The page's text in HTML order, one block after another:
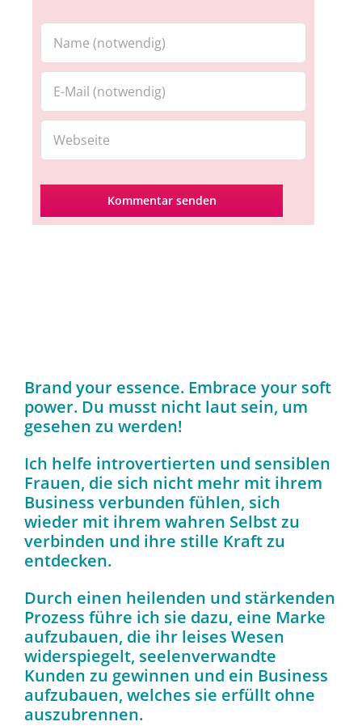
Brand your essence. Embrace your soft
power. Du musst nicht laut sein, um
gesehen zu werden!
Ich helfe introvertierten und sensiblen
Frauen, die sich nicht mehr mit ihrem
Business verbunden fühlen, sich
wieder mit ihrem wahren Selbst zu
verbinden und ihre stille Kraft zu
entdecken.
Durch einen heilenden und stärkenden
Prozess führe ich sie dazu, eine Marke
aufzubauen, die ihr leises Wesen
widerspiegelt, seelenverwandte
Kunden zu gewinnen und ein Business
aufzubauen, welches sie erfüllt ohne
auszubrennen.